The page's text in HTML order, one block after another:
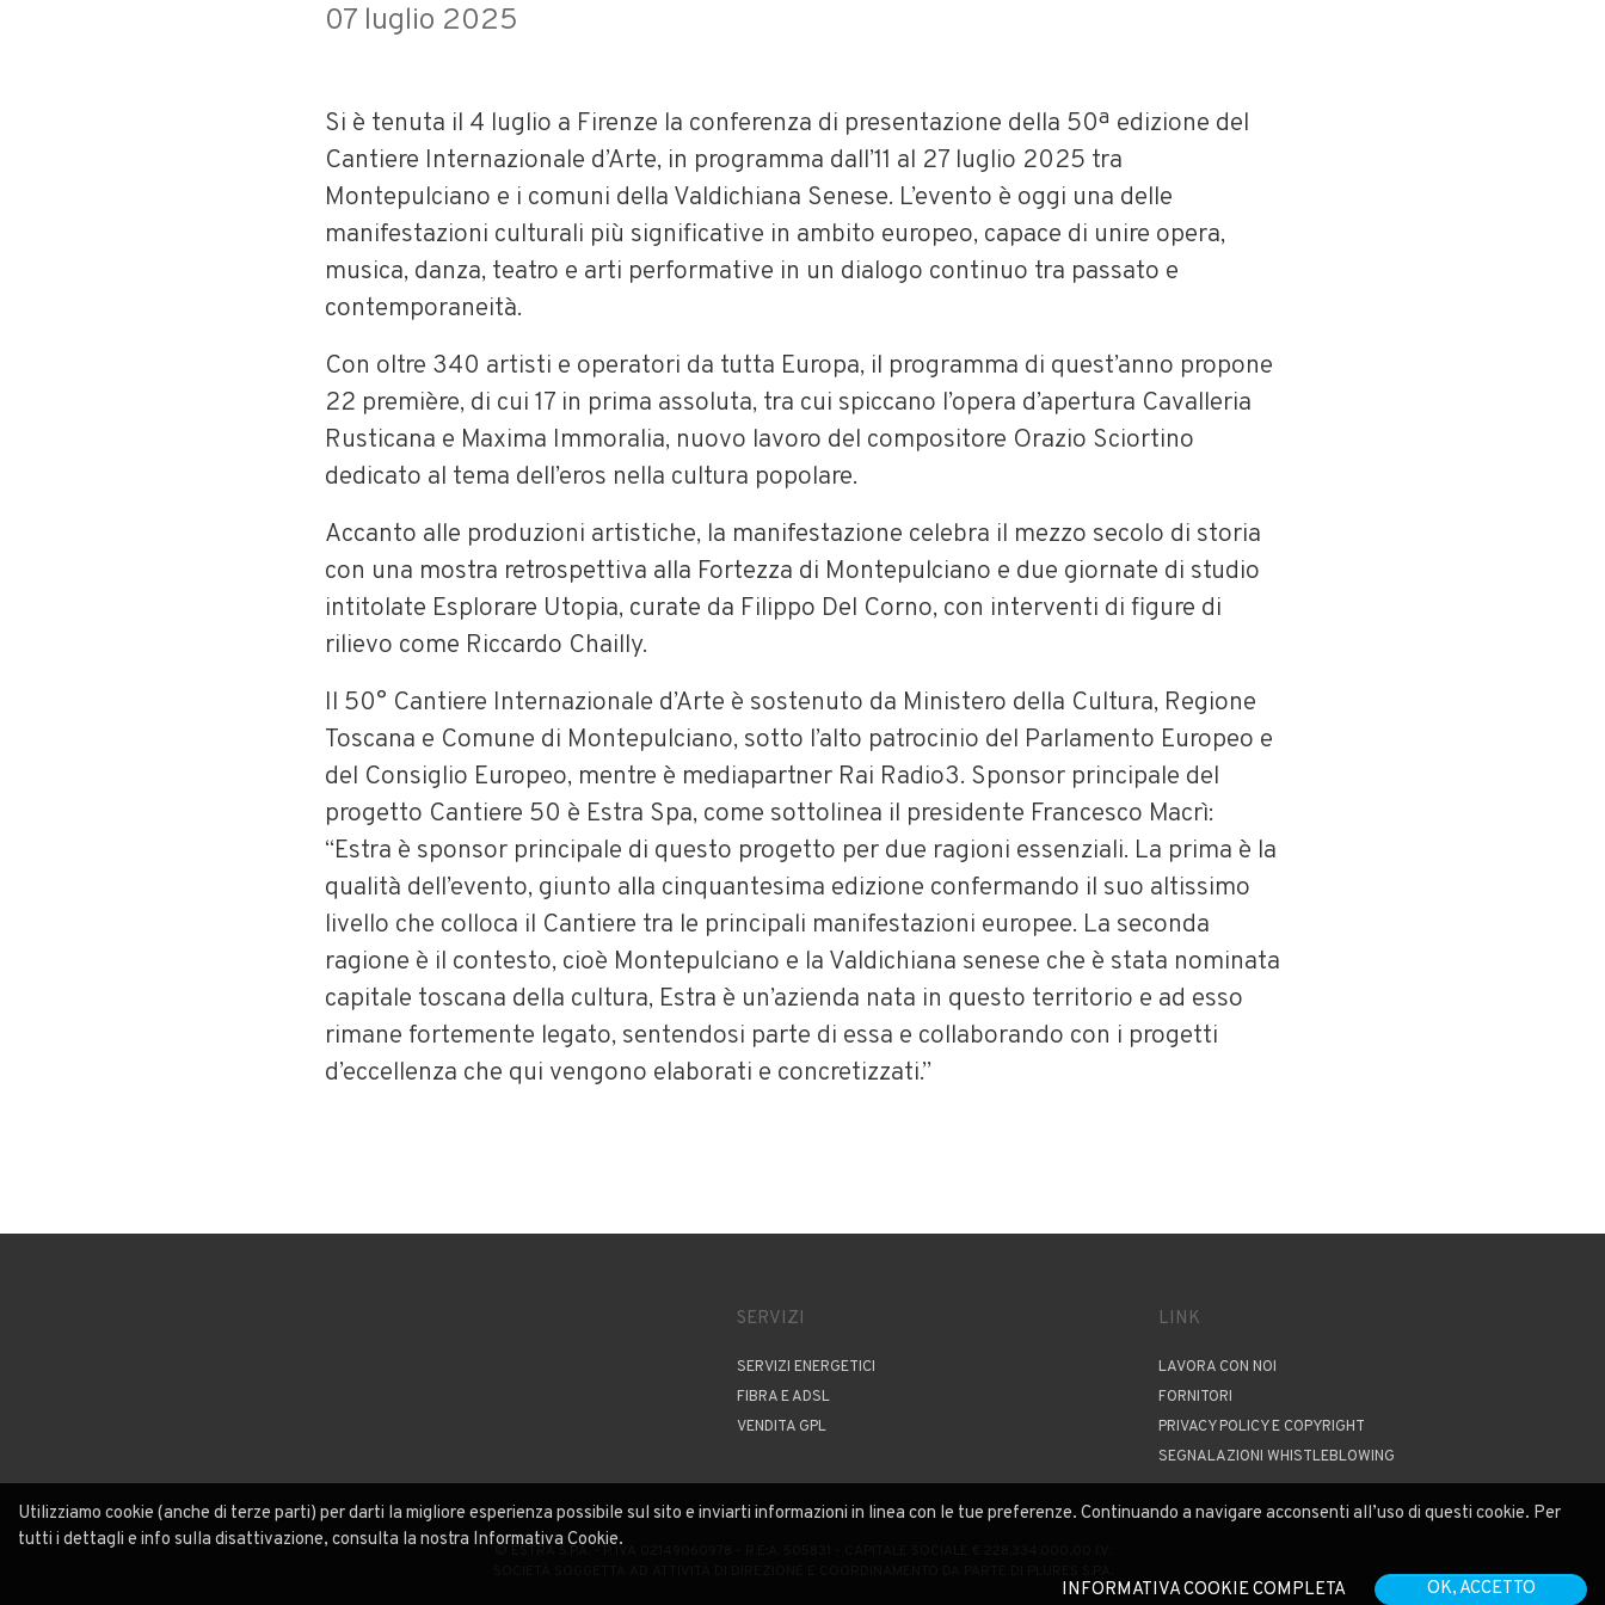
07 luglio 2025
Si è tenuta il 4 luglio a Firenze la conferenza di presentazione della 50ª edizione del
Cantiere Internazionale d’Arte, in programma dall’11 al 27 luglio 2025 tra
Montepulciano e i comuni della Valdichiana Senese. L’evento è oggi una delle
manifestazioni culturali più significative in ambito europeo, capace di unire opera,
musica, danza, teatro e arti performative in un dialogo continuo tra passato e
contemporaneità.
Con oltre 340 artisti e operatori da tutta Europa, il programma di quest’anno propone
22 première, di cui 17 in prima assoluta, tra cui spiccano l’opera d’apertura Cavalleria
Rusticana e Maxima Immoralia, nuovo lavoro del compositore Orazio Sciortino
dedicato al tema dell’eros nella cultura popolare.
Accanto alle produzioni artistiche, la manifestazione celebra il mezzo secolo di storia
con una mostra retrospettiva alla Fortezza di Montepulciano e due giornate di studio
intitolate Esplorare Utopia, curate da Filippo Del Corno, con interventi di figure di
rilievo come Riccardo Chailly.
Il 50° Cantiere Internazionale d’Arte è sostenuto da Ministero della Cultura, Regione
Toscana e Comune di Montepulciano, sotto l’alto patrocinio del Parlamento Europeo e
del Consiglio Europeo, mentre è mediapartner Rai Radio3. Sponsor principale del
progetto Cantiere 50 è Estra Spa, come sottolinea il presidente Francesco Macrì:
“Estra è sponsor principale di questo progetto per due ragioni essenziali. La prima è la
qualità dell’evento, giunto alla cinquantesima edizione confermando il suo altissimo
livello che colloca il Cantiere tra le principali manifestazioni europee. La seconda
ragione è il contesto, cioè Montepulciano e la Valdichiana senese che è stata nominata
capitale toscana della cultura, Estra è un’azienda nata in questo territorio e ad esso
rimane fortemente legato, sentendosi parte di essa e collaborando con i progetti
d’eccellenza che qui vengono elaborati e concretizzati.”
SERVIZI
SERVIZI ENERGETICI
FIBRA E ADSL
VENDITA GPL
LINK
LAVORA CON NOI
FORNITORI
PRIVACY POLICY E COPYRIGHT
SEGNALAZIONI WHISTLEBLOWING
Utilizziamo cookie (anche di terze parti) per darti la migliore esperienza possibile sul sito e inviarti informazioni in linea con le tue preferenze. Continuando a navigare acconsenti all’uso di questi cookie. Per
tutti i dettagli e info sulla disattivazione, consulta la nostra Informativa Cookie.
INFORMATIVA COOKIE COMPLETA OK, ACCETTO